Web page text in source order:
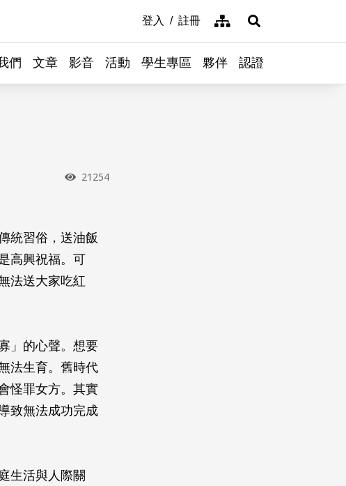
登入 註冊 網站導覽展開搜尋
們 文章 影音 活動 學生專區 夥伴 認證
瀏覽次數
21254
統習俗，送油飯
高興祝福。可
法送大家吃紅
」的心聲。想要
法生育。舊時代
怪罪女方。其實
致無法成功完成
生活與人際關